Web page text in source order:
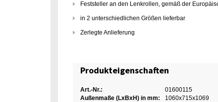
Feststeller an den Lenkrollen, gemäß der
in 2 unterschiedlichen Größen lieferbar
Zerlegte Anlieferung
Produkteigenschaften
Art.-Nr.:
01600115
Außenmaße (LxBxH) in mm:
1060x715x1069